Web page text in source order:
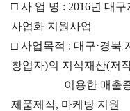
□ 사 업 명 : 2016년 대
사업화 지원사업
□ 사업목적 : 대구⋅경북
창업자)의 지식재산(저
이용한 매출증대
제품제작, 마케팅 지원